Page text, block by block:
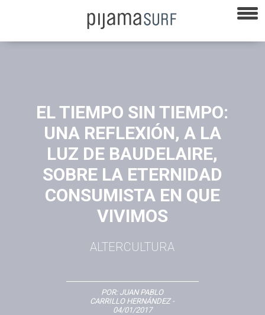
EL TIEMPO SIN TIEMPO:
UNA REFLEXIÓN, A LA
LUZ DE BAUDELAIRE,
SOBRE LA ETERNIDAD
CONSUMISTA EN QUE
VIVIMOS
ALTERCULTURA
POR: JUAN PABLO
CARRILLO HERNÁNDEZ-
04/01/2017